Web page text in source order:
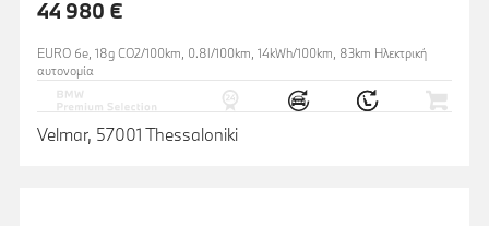
44 980 €
EURO 6e, 18g CO2/100km, 0.8l/100km, 14kWh/100km, 83km Ηλεκτρική
αυτονομία
Velmar, 57001 Thessaloniki